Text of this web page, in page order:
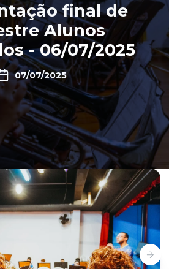
final de
Alunos
- 06/07/2025
07/07/2025